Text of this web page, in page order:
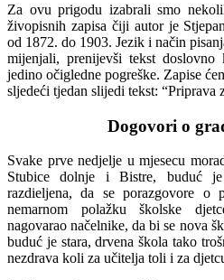
Za ovu prigodu izabrali smo
živopisnih zapisa čiji autor je
od 1872. do 1903. Jezik i način
mijenjali, prenijevši tekst doslovno
jedino očigledne pogreške. Zapise
sljedeći tjedan slijedi tekst: “Priprava
Dogovori o
Svake prve nedjelje u mjesecu
Stubice dolnje i Bistre, buduć
razdieljena, da se porazgovore o
nemarnom polažku školske
nagovarao načelnike, da bi se nova
buduć je stara, drvena škola tako
nezdrava koli za učitelja toli i za